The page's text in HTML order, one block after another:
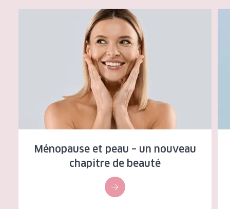
Ménopause et peau – un nouveau
chapitre de beauté
Ménopause et peau – un nouveau chapitre de beauté